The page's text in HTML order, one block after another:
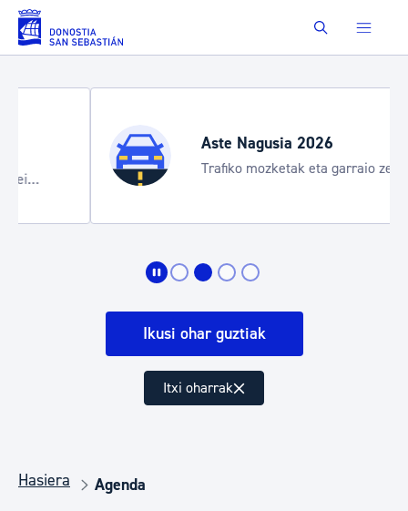
Eduki nagusira joan Buscar
Aste Nagusia 2026
Trafiko mozketak eta garraio zerbitzu
bereziak
Ikusi ohar guztiak
Itxi oharrak
Hasiera Agenda